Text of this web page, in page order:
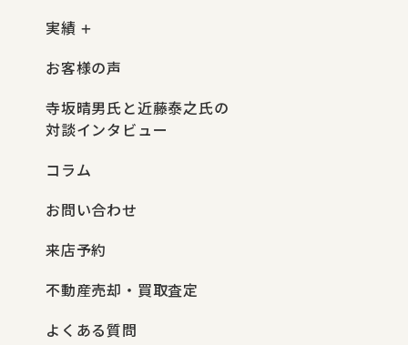
実績
お客様の声
寺坂晴男氏と近藤泰之氏の
対談インタビュー
コラム
お問い合わせ
来店予約
不動産売却・買取査定
よくある質問